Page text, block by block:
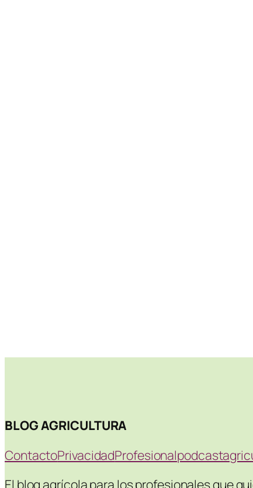
BLOG AGRICULTURA
ContactoPrivacidadProfesional
El blog agrícola para los profesionales que